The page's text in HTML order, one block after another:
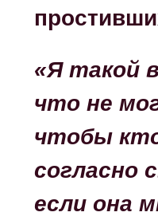
«Я такой
что не
чтобы
согласно
если она